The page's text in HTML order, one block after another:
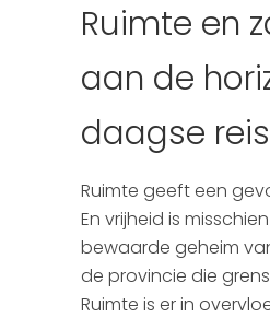
Zuid Afrika
Namibie
Botswana
Mauritius
Zimbabwe & Zambia
Argentinie
Informatie
Contact
Wie zijn wij?
Brochure aanvraag
Reisverzekeringen
Boekingsformulier
Prijsbijlage
Ruimte en
aan de
daagse reis
Ruimte geeft een
En vrijheid is
bewaarde geheim
de provincie die
Ruimte is er in